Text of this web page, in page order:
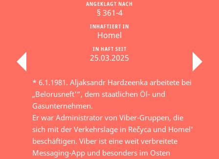
IN HAFT SEIT
25.03.2025
INHAFTIERT IN
Homel
ANGEKLAGT NACH
§ 361-4
* 6.1.1981. Aljaksandr Hardzeenka arbeitete bei
„Belorusneft'“, dem staatlichen Öl- und
Gasunternehmen.
Er war Administrator von Viber-Gruppen, die
sich mit der Verkehrslage in Rėčyca und Homel'
beschäftigen. Viber ist eine weit verbreitete
Messaging-App und besonders im Osten